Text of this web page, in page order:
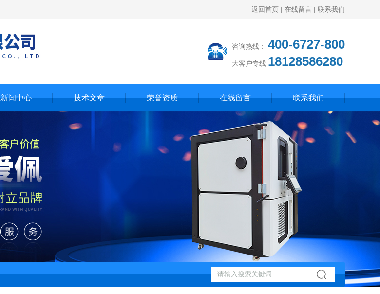
返回首页 | 在线留言 | 联系我们
咨询热线： 400-6727-800
大客户专线 18128586280
新闻中心 技术文章 荣誉资质 在线留言 联系我们